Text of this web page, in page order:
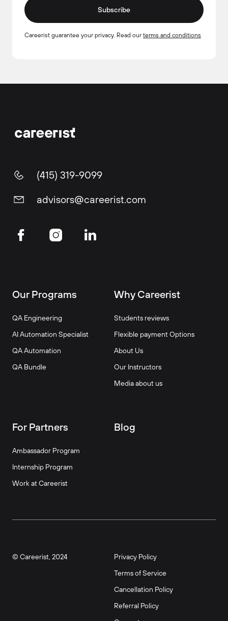
Subscribe
Careerist guarantee your privacy. Read our terms and conditions
(415) 319-9099
advisors@careerist.com
Our Programs
QA Engineering
AI Automation Specialist
QA Automation
QA Bundle
Why Careerist
Students reviews
Flexible payment Options
About Us
Our Instructors
Media about us
For Partners
Ambassador Program
Internship Program
Work at Careerist
Blog
© Careerist, 2024
Privacy Policy
Terms of Service
Cancellation Policy
Referral Policy